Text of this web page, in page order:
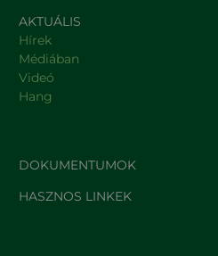
AKTUÁLIS
Hírek
Médiában
Videó
Hang
DOKUMENTUMOK
HASZNOS LINKEK